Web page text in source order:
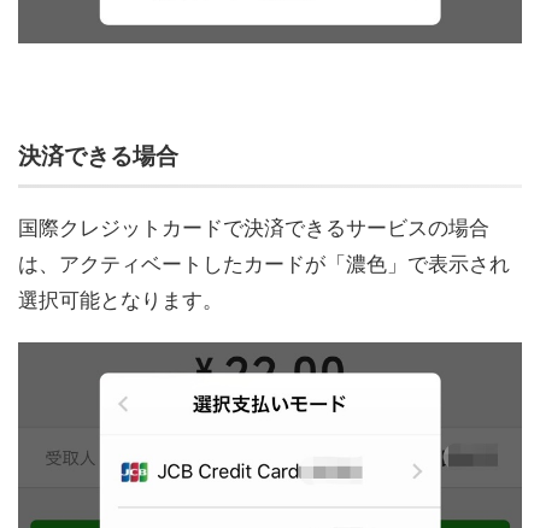
決済できる場合
国際クレジットカードで決済できるサービスの場合
は、アクティベートしたカードが「濃色」で表示され
選択可能となります。